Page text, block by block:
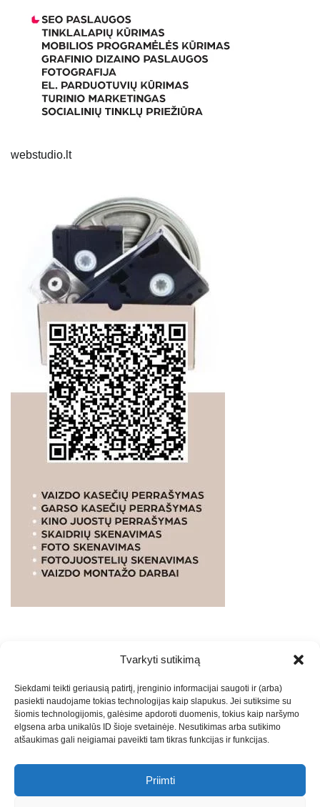
Tvarkyti sutikimą
Siekdami teikti geriausią patirtį, įrenginio informacijai saugoti ir (arba)
pasiekti naudojame tokias technologijas kaip slapukus. Jei sutiksime su
šiomis technologijomis, galėsime apdoroti duomenis, tokius kaip naršymo
elgsena arba unikalūs ID šioje svetainėje. Nesutikimas arba sutikimo
atšaukimas gali neigiamai paveikti tam tikras funkcijas ir funkcijas.
Priimti
webstudio.lt
PASLAUGOS. SEO tekstų rašymas, turinio kūrimas,
straipsnių rašymas ir talpinimas į mūsų valdomas
svetaines.2026Armijai.LTTheme: Express News ByAdore
Themes.
Marketingo agentūra -Teisinės